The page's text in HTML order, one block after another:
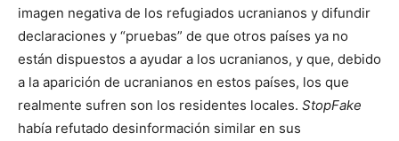
imagen negativa de los refugiados ucranianos y difundir
declaraciones y “pruebas” de que otros países ya no
están dispuestos a ayudar a los ucranianos, y que, debido
a la aparición de ucranianos en estos países, los que
realmente sufren son los residentes locales. StopFake
había refutado desinformación similar en sus